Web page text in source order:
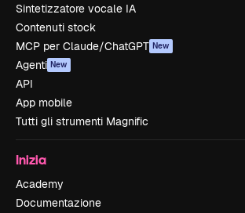
Sintetizzatore vocale IA
Contenuti stock
MCP per Claude/ChatGPT New
Agenti New
API
App mobile
Tutti gli strumenti Magnific
Inizia
Academy
Documentazione